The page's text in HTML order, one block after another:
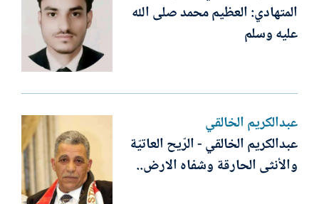
المتهادي: العظيم محمد صلى الله
عليه وسلم
عبدالكريم الخالقي
عبدالكريم الخالقي - الرّيح العاتيّة
والأنثى الحارقة وشفاه الارض..